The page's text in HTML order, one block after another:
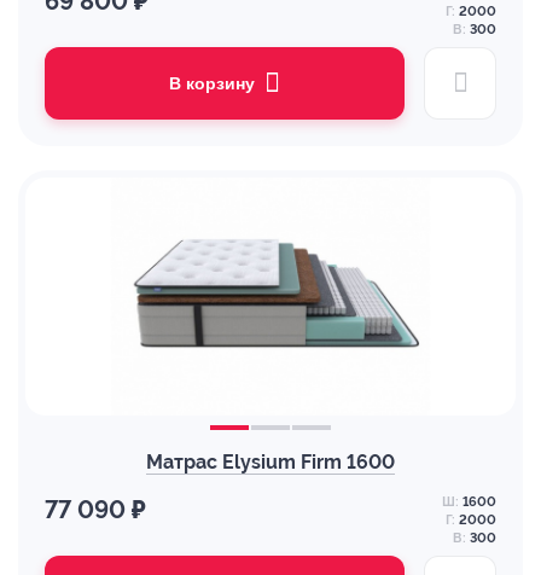
Г: 2000
В: 300
В корзину
Матрас Elysium Firm 1600
77 090 ₽ Ш: 1600
Г: 2000
В: 300